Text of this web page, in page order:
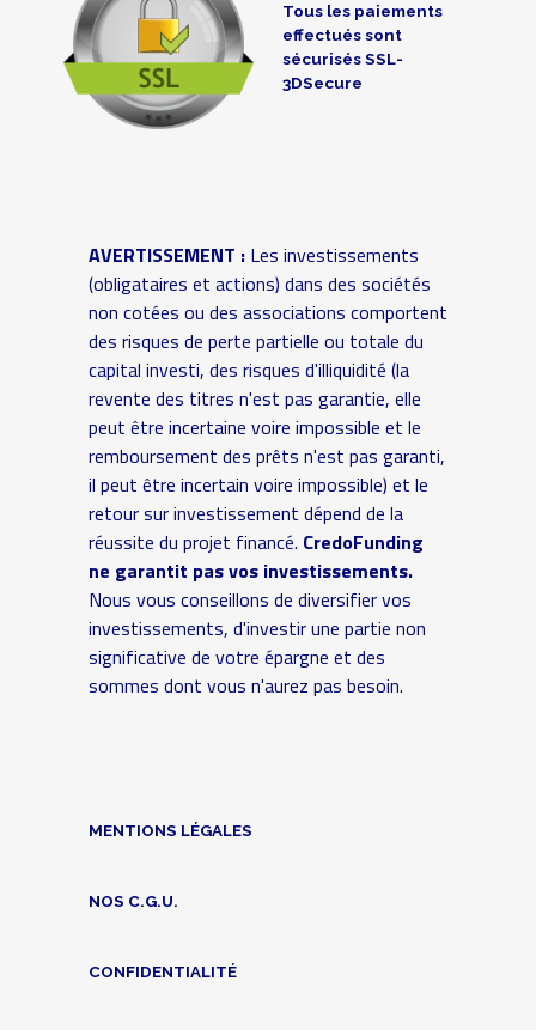
Tous les paiements
effectués sont
sécurisés SSL-
3DSecure
AVERTISSEMENT :Les investissements
(obligataires et actions) dans des sociétés
non cotées ou des associations comportent
des risques de perte partielle ou totale du
capital investi, des risques d'illiquidité (la
revente des titres n'est pas garantie, elle
peut être incertaine voire impossible et le
remboursement des prêts n'est pas garanti,
il peut être incertain voire impossible) et le
retour sur investissement dépend de la
réussite du projet financé. CredoFunding
ne garantit pas vos investissements.
Nous vous conseillons de diversifier vos
investissements, d'investir une partie non
significative de votre épargne et des
sommes dont vous n'aurez pas besoin.
MENTIONS LÉGALES
NOS C.G.U.
CONFIDENTIALITÉ